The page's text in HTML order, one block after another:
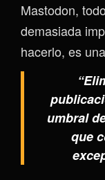
Mastodon,
demasiada
hacerlo, es
umbral
que